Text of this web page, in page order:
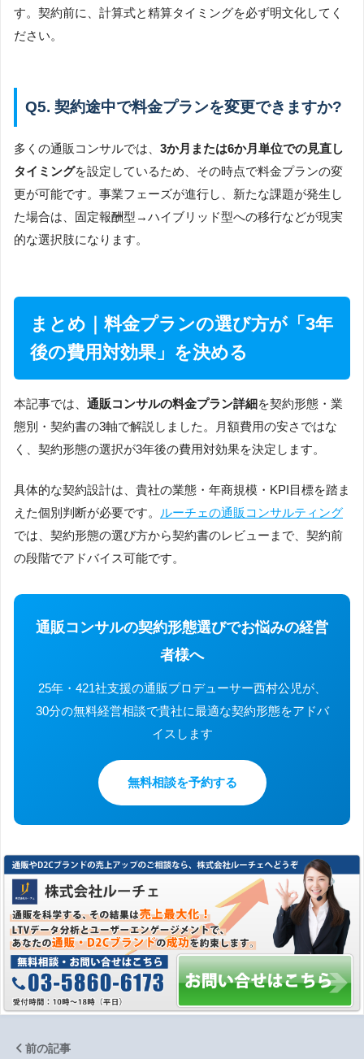
す。契約前に、計算式と精算タイミングを必ず明文化してく
ださい。
Q5. 契約途中で料金プランを変更できますか?
多くの通販コンサルでは、 3か月または6か月単位での見直し
タイミングを設定しているため、その時点で料金プランの変
更が可能です。事業フェーズが進行し、新たな課題が発生し
た場合は、固定報酬型→ハイブリッド型への移行などが現実
的な選択肢になります。
まとめ｜料金プランの選び方が「3年
後の費用対効果」を決める
本記事では、 通販コンサルの料金プラン詳細を契約形態・業
態別・契約書の3軸で解説しました。月額費用の安さではな
く、契約形態の選択が3年後の費用対効果を決定します。
具体的な契約設計は、貴社の業態・年商規模・KPI目標を踏ま
えた個別判断が必要です。
ルーチェの通販コンサルティング
では、契約形態の選び方から契約書のレビューまで、契約前
の段階でアドバイス可能です。
通販コンサルの契約形態選びでお悩みの経営
者様へ
25年・421社支援の通販プロデューサー西村公児が、
30分の無料経営相談で貴社に最適な契約形態をアドバ
イスします
無料相談を予約する
前の記事